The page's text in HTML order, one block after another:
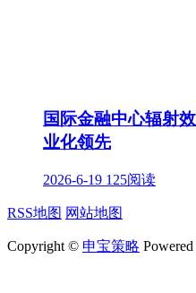
国际金融中心辐射
业化领先
2026-6-19 125阅读
RSS地图 网站地图
Copyright © 申宝策略